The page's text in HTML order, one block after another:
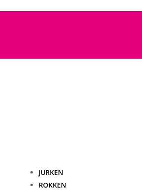
JURKEN
ROKKEN